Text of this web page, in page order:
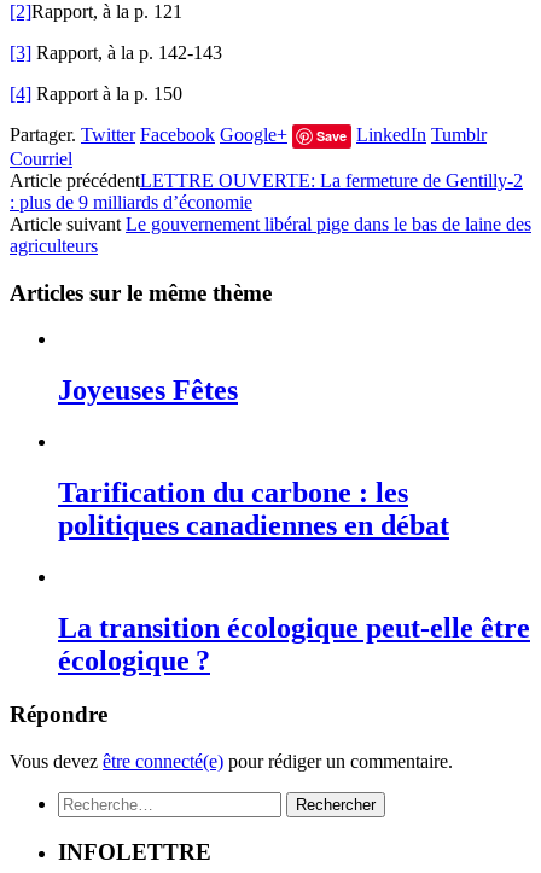
[2]Rapport, à la p. 121
[3] Rapport, à la p. 142-143
[4] Rapport à la p. 150
Partager. Twitter Facebook Google+ Save LinkedIn Tumblr
Courriel
Article précédentLETTRE OUVERTE: La fermeture de Gentilly-2
: plus de 9 milliards d’économie
Article suivant Le gouvernement libéral pige dans le bas de laine des
agriculteurs
Articles sur le même thème
Joyeuses Fêtes
Tarification du carbone : les
politiques canadiennes en débat
La transition écologique peut-elle être
écologique ?
Répondre
Vous devez être connecté(e) pour rédiger un commentaire.
Rechercher :
INFOLETTRE